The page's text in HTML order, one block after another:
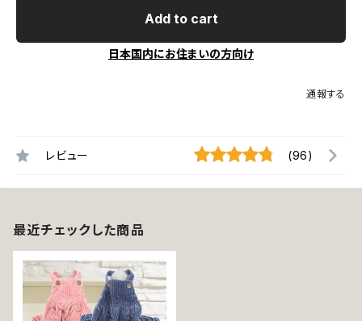
Add to cart
日本国内にお住まいの方向け
通報する
レビュー (96)
最近チェックした商品